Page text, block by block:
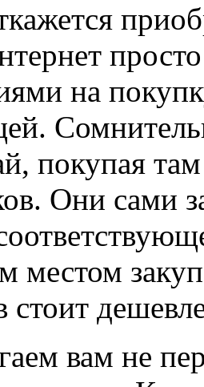
на
покупая
Они сами
местом
стоит
вам не